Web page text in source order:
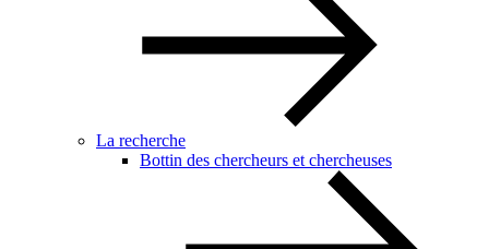
La recherche
Bottin des chercheurs et chercheuses